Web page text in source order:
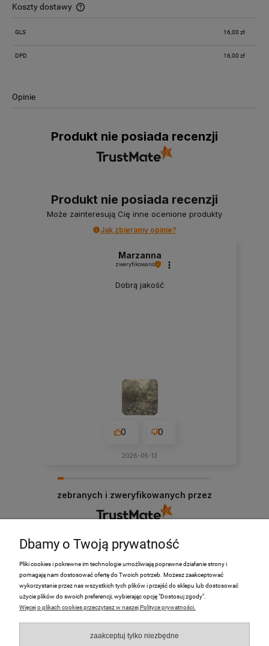
Koszty dostawy
Cena nie zawiera ewentualnych kosztów płatności
GLS 16,00 zł
DPD 16,00 zł
Opinie
Produkt nie posiada recenzji
Produkt nie posiada recenzji
Może zainteresują Cię inne ocenione produkty
Jak zbieramy opinie?
Marzanna
zweryfikowano
Dobrą jakość
0 0
2026-05-13
zebranych i zweryfikowanych przez
PRODUKTY
Moje Konto
Płatności i dostawa
Dbamy o Twoją prywatność
Pliki cookies i pokrewne im technologie umożliwiają poprawne działanie strony i
pomagają nam dostosować ofertę do Twoich potrzeb. Możesz zaakceptować
wykorzystanie przez nas wszystkich tych plików i przejść do sklepu lub dostosować
użycie plików do swoich preferencji, wybierając opcję "Dostosuj zgody".
Więcej o plikach cookies przeczytasz w naszej Polityce prywatności.
zaakceptuj tylko niezbędne